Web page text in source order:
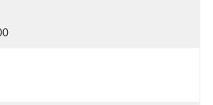
300 ×